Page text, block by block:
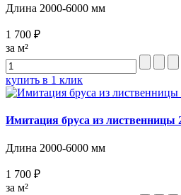
Длина 2000-6000 мм
1 700 ₽
за м²
купить в 1 клик
Имитация бруса из лиственницы
Длина 2000-6000 мм
1 700 ₽
за м²